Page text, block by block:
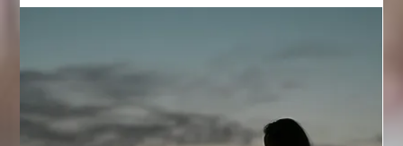
Vart är Spirituellcoach på väg? –
Spirituellcoach föddes ur en längtan: att samla människor
världen får ta lika mycket plats som den materiella. Men
visionen stannar inte där. Det här är bara början. Den riktning